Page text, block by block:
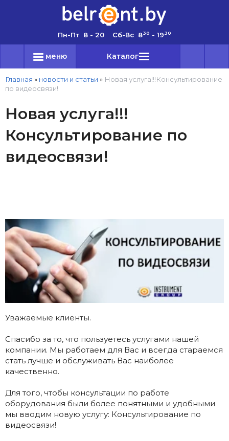
Пн-Пт 8 - 20 Сб-Вс 830 - 1930
меню Каталог
Главная » новости и статьи » Новая услуга!!!Консультирование
по видеосвязи!
Новая услуга!!!
Консультирование по
видеосвязи!
Уважаемые клиенты.
Спасибо за то, что пользуетесь услугами нашей
компании. Мы работаем для Вас и всегда стараемся
стать лучше и обслуживать Вас наиболее
качественно.
Для того, чтобы консультации по работе
оборудования были более понятными и удобными
мы вводим новую услугу: Консультирование по
видеосвязи!